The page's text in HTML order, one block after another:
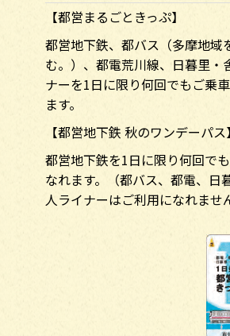
【都営まるごときっぷ】
都営地下鉄、都バス（多摩地域
む。）、都電荒川線、日暮里・
ナーを1日に限り何回でもご乗
ます。
【都営地下鉄 秋のワンデーパス
都営地下鉄を1日に限り何回で
なれます。（都バス、都電、日
人ライナーはご利用になれませ